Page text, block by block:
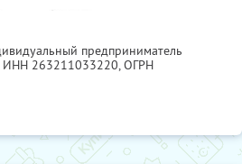
предприниматель
ИНН 263211033220, ОГРН